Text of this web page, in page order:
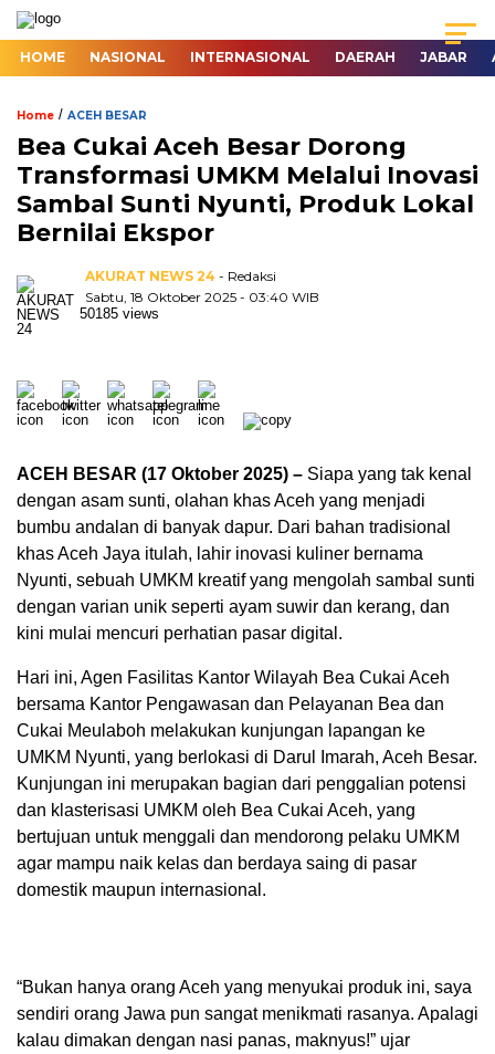
HOME NASIONAL INTERNASIONAL DAERAH JABAR
Home / ACEH BESAR
Bea Cukai Aceh Besar Dorong
Transformasi UMKM Melalui Inovasi
Sambal Sunti Nyunti, Produk Lokal
Bernilai Ekspor
AKURAT NEWS 24 - Redaksi
Sabtu, 18 Oktober 2025 - 03:40 WIB
50185 views
ACEH BESAR (17 Oktober 2025) – Siapa yang tak kenal
dengan asam sunti, olahan khas Aceh yang menjadi
bumbu andalan di banyak dapur. Dari bahan tradisional
khas Aceh Jaya itulah, lahir inovasi kuliner bernama
Nyunti, sebuah UMKM kreatif yang mengolah sambal sunti
dengan varian unik seperti ayam suwir dan kerang, dan
kini mulai mencuri perhatian pasar digital.
Hari ini, Agen Fasilitas Kantor Wilayah Bea Cukai Aceh
bersama Kantor Pengawasan dan Pelayanan Bea dan
Cukai Meulaboh melakukan kunjungan lapangan ke
UMKM Nyunti, yang berlokasi di Darul Imarah, Aceh Besar.
Kunjungan ini merupakan bagian dari penggalian potensi
dan klasterisasi UMKM oleh Bea Cukai Aceh, yang
bertujuan untuk menggali dan mendorong pelaku UMKM
agar mampu naik kelas dan berdaya saing di pasar
domestik maupun internasional.
“Bukan hanya orang Aceh yang menyukai produk ini, saya
sendiri orang Jawa pun sangat menikmati rasanya. Apalagi
kalau dimakan dengan nasi panas, maknyus!” ujar